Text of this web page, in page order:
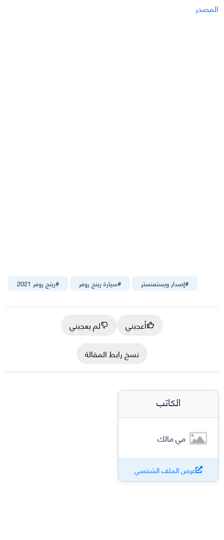
المصدر
#رينج روفر 2021 #سيارة رينج روفر #إصدار ويستمنستر
أعجبني
لم يعجبني
نسخ رابط المقالة
الكاتب
مي مالك
عرض الملف الشخصي